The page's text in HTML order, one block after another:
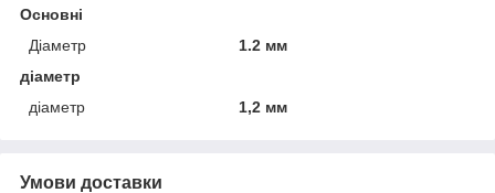
Основні
Діаметр
1.2 мм
діаметр
діаметр
1,2 мм
Умови доставки